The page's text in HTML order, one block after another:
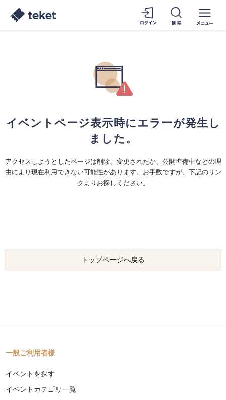
イベントページ表示時にエラーが発生し
ました。
アクセスしようとしたページは削除、変更されたか、公開準備中などの理
由により現在利用できない可能性があります。お手数ですが、下記のリン
クよりお探しください。
トップページへ戻る
一般ご利用者様
イベントを探す
イベントカテゴリ一覧